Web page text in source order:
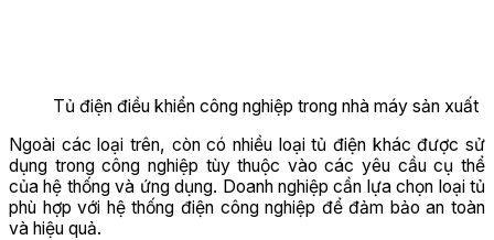
Tủ điện điều khiển công nghiệp trong nhà máy sản xuất
Ngoài các loại trên, còn có nhiều loại tủ điện khác được sử
dụng trong công nghiệp tùy thuộc vào các yêu cầu cụ thể
của hệ thống và ứng dụng. Doanh nghiệp cần lựa chọn loại tủ
phù hợp với hệ thống điện công nghiệp để đảm bảo an toàn
và hiệu quả.